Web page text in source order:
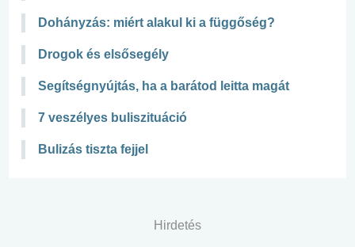
Dohányzás: miért alakul ki a függőség?
Drogok és elsősegély
Segítségnyújtás, ha a barátod leitta magát
7 veszélyes buliszituáció
Bulizás tiszta fejjel
Hirdetés